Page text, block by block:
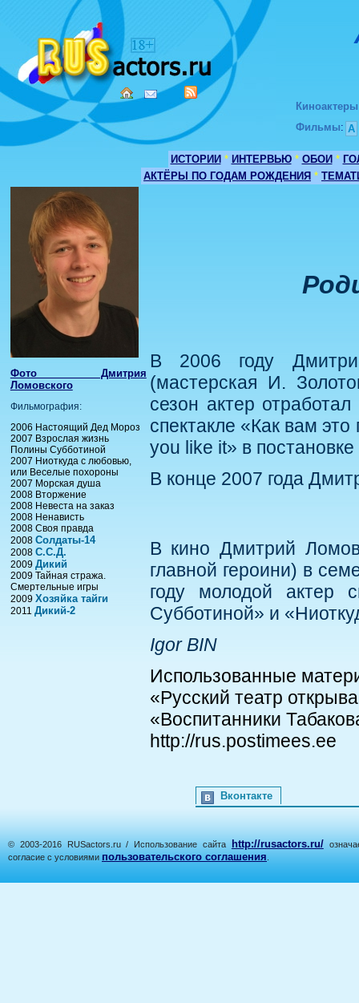
Киноактеры
Фильмы: А
ИСТОРИИ * ИНТЕРВЬЮ * ОБОИ *
АКТЁРЫ ПО ГОДАМ РОЖДЕНИЯ *
Фото Дмитрия
Ломовского
Фильмография:
2006 Настоящий Дед Мороз
2007 Взрослая жизнь
Полины Субботиной
2007 Ниоткуда с любовью,
или Веселые похороны
2007 Морская душа
2008 Вторжение
2008 Невеста на заказ
2008 Ненависть
2008 Своя правда
2008 Солдаты-14
2008 С.С.Д.
2009 Дикий
2009 Тайная стража.
Смертельные игры
2009 Хозяйка тайги
2011 Дикий-2
В 2006 году
(мастерская И.
сезон актер
спектакле «Как вам
you like it» в
В конце 2007 года
В кино Дмитрий
главной героини) в
году молодой актер
Субботиной» и
Igor BIN
Использованные
«Русский театр
«Воспитанники
http://rus.postimees.ee
Вконтакте
© 2003-2016 RUSactors.ru / Использование сайта http://rusactors.ru/
согласие с условиями пользовательского соглашения